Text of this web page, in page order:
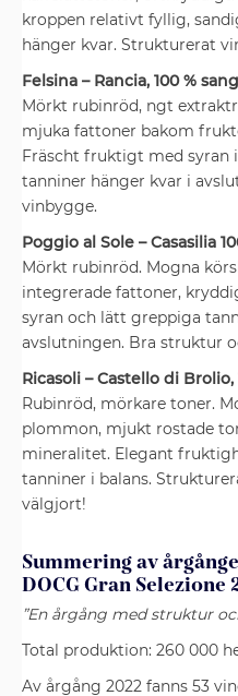
kroppen relativt fyllig,
hänger kvar. Strukturerat
Felsina – Rancia, 100 %
Mörkt rubinröd, ngt
mjuka fattoner bakom
Fräscht fruktigt med syran
tanniner hänger kvar i
vinbygge.
Poggio al Sole – Casasilia
Mörkt rubinröd. Mogna
integrerade fattoner,
syran och lätt greppiga
avslutningen. Bra struktur
Ricasoli – Castello di Brolio,
Rubinröd, mörkare toner.
plommon, mjukt rostade
mineralitet. Elegant
tanniner i balans.
välgjort!
Summering av
DOCG Gran Selezione
”En årgång med struktur
Total produktion: 260 000
Av årgång 2022 fanns 53